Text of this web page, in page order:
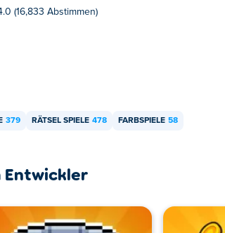
(16,833 Abstimmen)
379 RÄTSEL SPIELE 478 FARBSPIELE 58
Entwickler